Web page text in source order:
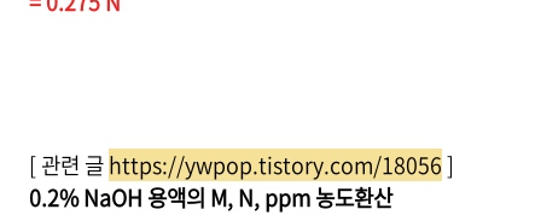
[ 관련 글https://ywpop.tistory.com/18056]
0.2% NaOH 용액의 M, N, ppm 농도환산